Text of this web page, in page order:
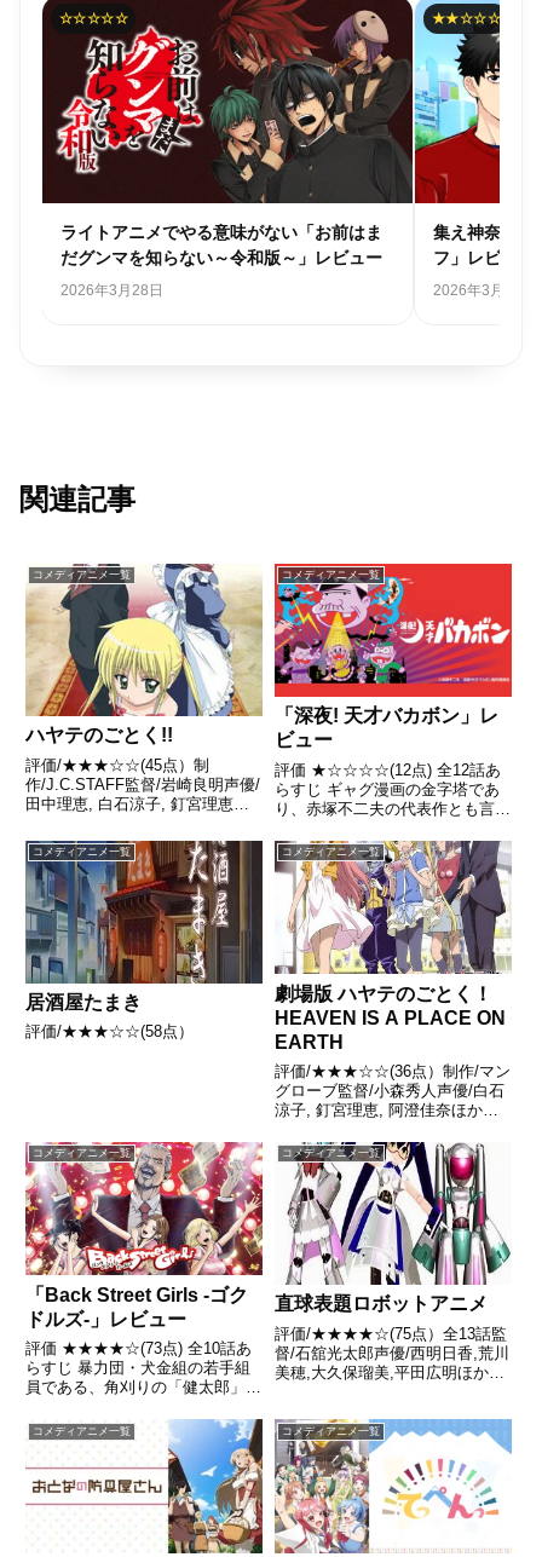
★★☆☆☆
集え神奈川県民「#神奈川に住んでるエル
フ」レビュー
2026年3月18日
★☆☆☆☆
共感性羞恥の
る」再レビュ
2025年11月6日
関連記事
コメディアニメ一覧
ハヤテのごとく!!
評価/★★★☆☆(45点）制
作/J.C.STAFF監督/岩崎良明声優/
田中理恵, 白石涼子, 釘宮理恵ほ
こちらあらすじ路頭に迷っていた
ハヤテを、ナギは執事として雇う
ことを決め、 ヤクザに1億5000万
の借金を現...
コメディアニメ一覧
「深夜! 天才バカボン」レ
ビュー
評価 ★☆☆☆☆(12点) 全12話あ
らすじ ギャグ漫画の金字塔であ
り、赤塚不二夫の代表作とも言え
18年ぶりに、細川徹監督のオリ
ジナルストーリーでTVアニメ化
決定！引用- Wikipedia
コメディアニメ一覧
居酒屋たまき
評価/★★★☆☆(58点）
コメディアニメ一覧
劇場版 ハヤテのごとく！
HEAVEN IS A PLACE ON
EARTH
評価/★★★☆☆(36点）制作/マン
グローブ監督/小森秀人声優/白石
涼子, 釘宮理恵, 阿澄佳奈ほか全
らあらすじ路頭に迷っていたハヤ
テを、ナギは執事として雇うこと
を決め、 ヤクザに1億5000万の借
金を現金一括...
コメディアニメ一覧
「Back Street Girls -ゴク
ドルズ-」レビュー
評価 ★★★★☆(73点) 全10話あ
らすじ 暴力団・犬金組の若手組
員である、角刈りの「健太郎」、
チパーマに髭面の「カズ」引用-
Wikipedia
コメディアニメ一覧
直球表題ロボットアニメ
評価/★★★★☆(75点）全13話監
督/石舘光太郎声優/西明日香,荒川
美穂,大久保瑠美,平田広明ほか全
類の滅亡から既に70世紀以上経
過しており、その世界はかつて人
類が残した軍事...
コメディアニメ一覧 コメディアニメ一覧